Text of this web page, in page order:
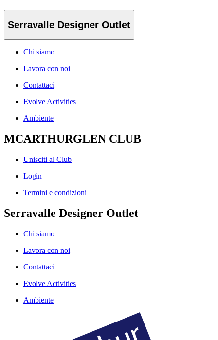
Serravalle Designer Outlet
Chi siamo
Lavora con noi
Contattaci
Evolve Activities
Ambiente
MCARTHURGLEN CLUB
Unisciti al Club
Login
Termini e condizioni
Serravalle Designer Outlet
Chi siamo
Lavora con noi
Contattaci
Evolve Activities
Ambiente